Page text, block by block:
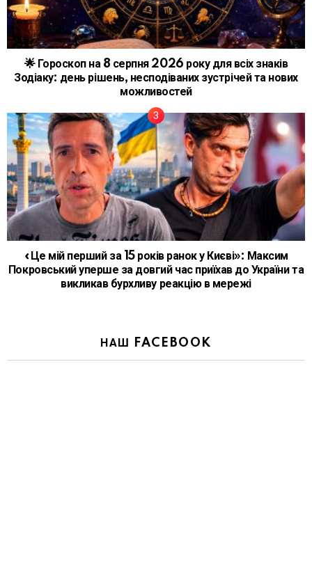
🌟 Гороскоп на 8 серпня 2026 року для всіх знаків
Зодіаку: день рішень, несподіваних зустрічей та нових
можливостей
«Це мій перший за 15 років ранок у Києві»: Максим
Покровський уперше за довгий час приїхав до України та
викликав бурхливу реакцію в мережі
НАШ FACEBOOK